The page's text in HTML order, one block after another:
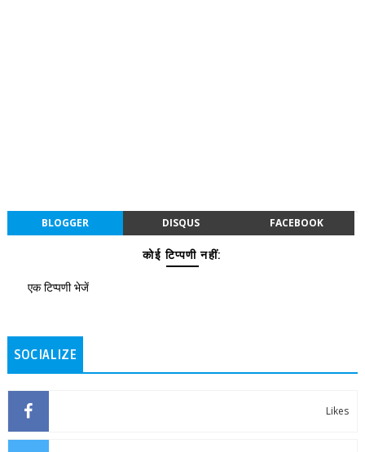
BLOGGER DISQUS FACEBOOK
कोई टिप्पणी नहीं:
एक टिप्पणी भेजें
SOCIALIZE
Likes